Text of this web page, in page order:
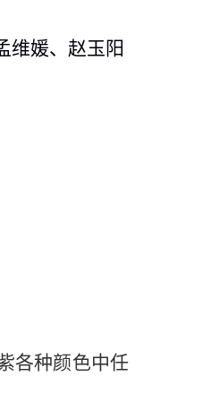
维媛、赵玉阳
各种颜色中任